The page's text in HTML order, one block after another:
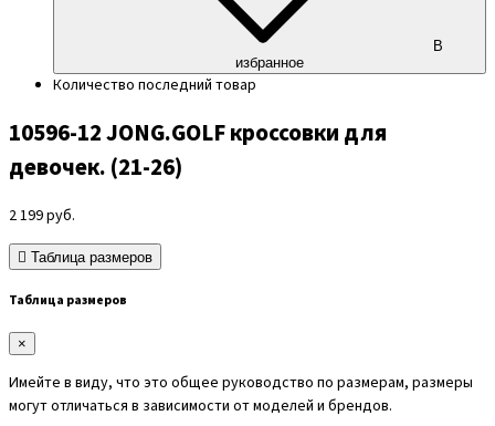
В
избранное
Количество последний товар
10596-12 JONG.GOLF кроссовки для
девочек. (21-26)
2 199руб.
Таблица размеров
Таблица размеров
×
Имейте в виду, что это общее руководство по размерам, размеры
могут отличаться в зависимости от моделей и брендов.